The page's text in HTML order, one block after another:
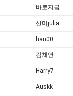
바로지금
산미julia
han00
김채연
Harry7
Auskk